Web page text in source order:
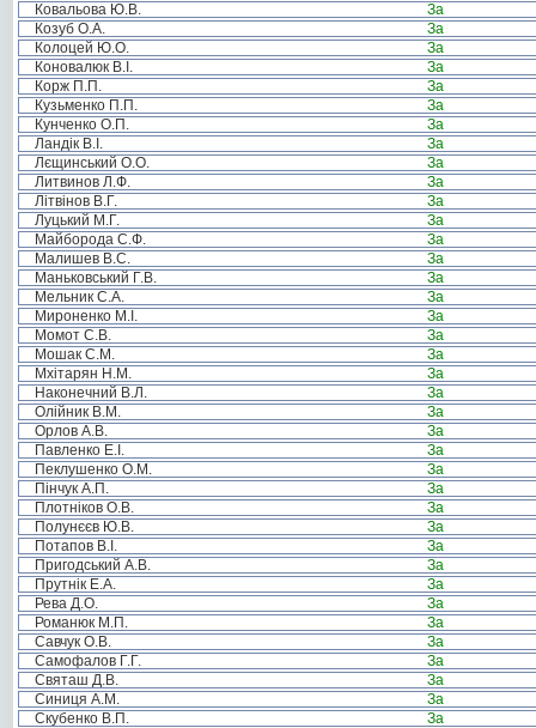
Ковальова Ю.В.
За
Козуб О.А.
За
Колоцей Ю.О.
За
Коновалюк В.І.
За
Корж П.П.
За
Кузьменко П.П.
За
Кунченко О.П.
За
Ландік В.І.
За
Лєщинський О.О.
За
Литвинов Л.Ф.
За
Літвінов В.Г.
За
Луцький М.Г.
За
Майборода С.Ф.
За
Малишев В.С.
За
Маньковський Г.В.
За
Мельник С.А.
За
Мироненко М.І.
За
Момот С.В.
За
Мошак С.М.
За
Мхітарян Н.М.
За
Наконечний В.Л.
За
Олійник В.М.
За
Орлов А.В.
За
Павленко Е.І.
За
Пеклушенко О.М.
За
Пінчук А.П.
За
Плотніков О.В.
За
Полунєєв Ю.В.
За
Потапов В.І.
За
Пригодський А.В.
За
Прутнік Е.А.
За
Рева Д.О.
За
Романюк М.П.
За
Савчук О.В.
За
Самофалов Г.Г.
За
Святаш Д.В.
За
Синиця А.М.
За
Скубенко В.П.
За